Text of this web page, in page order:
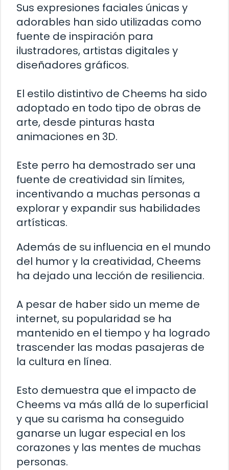
Sus expresiones faciales únicas y
adorables han sido utilizadas como
fuente de inspiración para
ilustradores, artistas digitales y
diseñadores gráficos.
El estilo distintivo de Cheems ha sido
adoptado en todo tipo de obras de
arte, desde pinturas hasta
animaciones en 3D.
Este perro ha demostrado ser una
fuente de creatividad sin límites,
incentivando a muchas personas a
explorar y expandir sus habilidades
artísticas.
Además de su influencia en el mundo
del humor y la creatividad, Cheems
ha dejado una lección de resiliencia.
A pesar de haber sido un meme de
internet, su popularidad se ha
mantenido en el tiempo y ha logrado
trascender las modas pasajeras de
la cultura en línea.
Esto demuestra que el impacto de
Cheems va más allá de lo superficial
y que su carisma ha conseguido
ganarse un lugar especial en los
corazones y las mentes de muchas
personas.